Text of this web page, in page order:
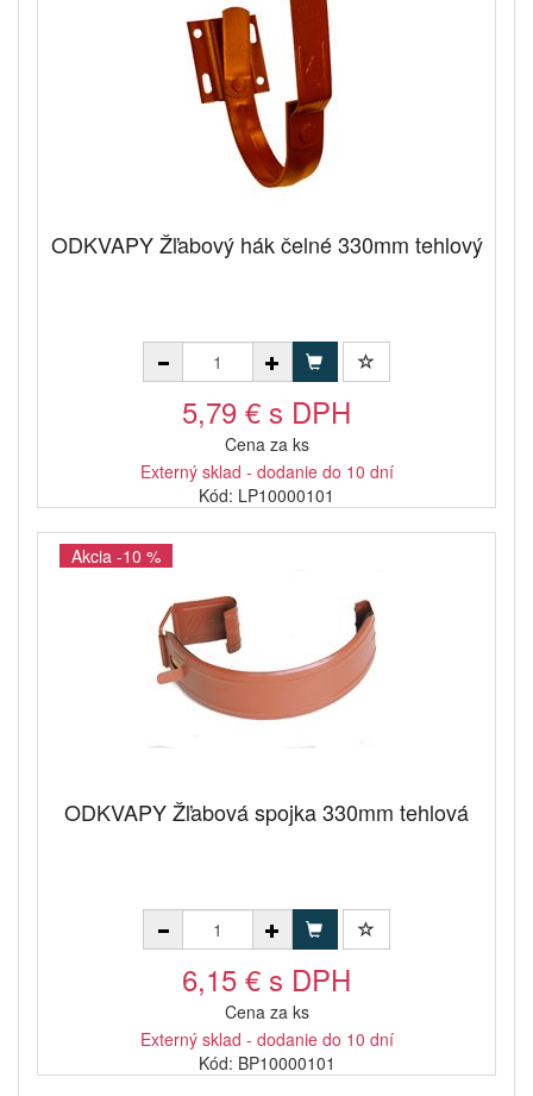
ODKVAPY Žľabový hák čelné 330mm tehlový
5,79 € s DPH
Cena za ks
Externý sklad - dodanie do 10 dní
Kód: LP10000101
Akcia -10 %
ODKVAPY Žľabová spojka 330mm tehlová
6,15 € s DPH
Cena za ks
Externý sklad - dodanie do 10 dní
Kód: BP10000101